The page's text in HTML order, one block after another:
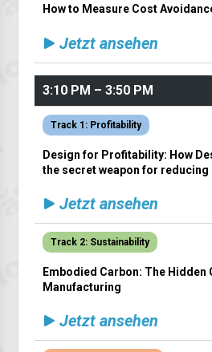
How to Measure Cost
Jetzt ansehen
3:10 PM – 3:50 PM
Track 1: Profitability
Design for Profitability: How
the secret weapon for reducing
Jetzt ansehen
Track 2: Sustainability
Embodied Carbon: The Hidden
Manufacturing
Jetzt ansehen